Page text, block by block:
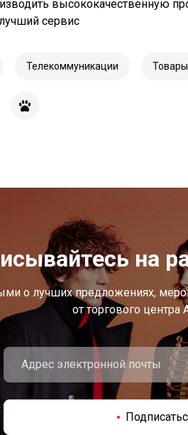
высококачественную
сервис
Телекоммуникации
на
о лучших предложениях,
от торгового центра